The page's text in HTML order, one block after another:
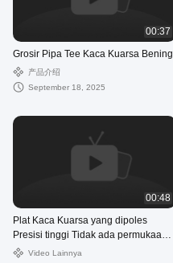
00:37
Grosir Pipa Tee Kaca Kuarsa Bening
产品介绍
September 18, 2025
00:48
Plat Kaca Kuarsa yang dipoles
Presisi tinggi Tidak ada permukaan
gelembung udara
Video Lainnya